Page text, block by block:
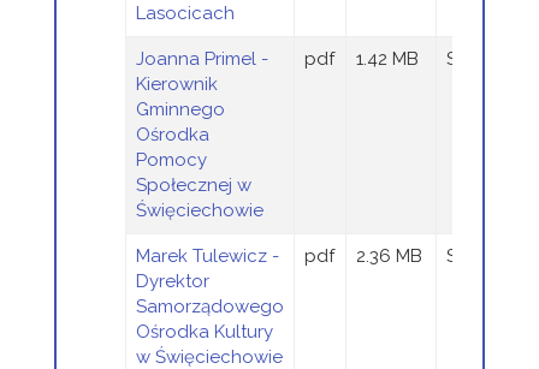
Lasocicach
Joanna Primel -
Kierownik
Gminnego
Ośrodka
Pomocy
Społecznej w
Święciechowie
pdf 1.42 MB Sandra
Marek Tulewicz -
Dyrektor
Samorządowego
Ośrodka Kultury
w Święciechowie
pdf 2.36 MB Sandra